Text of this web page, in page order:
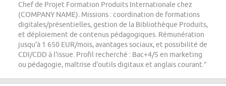
Chef de Projet Formation Produits Internationale chez
(COMPANY NAME). Missions : coordination de formations
digitales/présentielles, gestion de la Bibliothèque Produits,
et déploiement de contenus pédagogiques. Rémunération
jusqu'à 1 650 EUR/mois, avantages sociaux, et possibilité de
CDI/CDD à l'issue. Profil recherché : Bac+4/5 en marketing
ou pédagogie, maîtrise d'outils digitaux et anglais courant.”